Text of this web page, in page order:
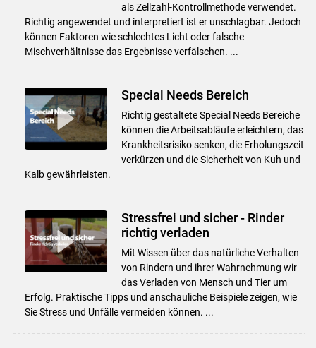
als Zellzahl-Kontrollmethode verwendet.
Richtig angewendet und interpretiert ist er unschlagbar. Jedoch
können Faktoren wie schlechtes Licht oder falsche
Mischverhältnisse das Ergebnisse verfälschen. ...
Special Needs Bereich
Richtig gestaltete Special Needs Bereiche
können die Arbeitsabläufe erleichtern, das
Krankheitsrisiko senken, die Erholungszeit
verkürzen und die Sicherheit von Kuh und
Kalb gewährleisten.
Stressfrei und sicher - Rinder
richtig verladen
Mit Wissen über das natürliche Verhalten
von Rindern und ihrer Wahrnehmung wir
das Verladen von Mensch und Tier um
Erfolg. Praktische Tipps und anschauliche Beispiele zeigen, wie
Sie Stress und Unfälle vermeiden können. ...